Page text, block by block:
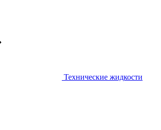
Технические жидкости